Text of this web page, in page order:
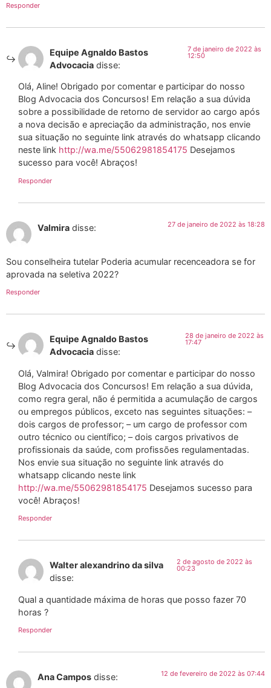
Responder
Equipe Agnaldo Bastos
Advocacia disse:
7 de janeiro de 2022 às
12:50
Olá, Aline! Obrigado por comentar e participar do nosso
Blog Advocacia dos Concursos! Em relação a sua dúvida
sobre a possibilidade de retorno de servidor ao cargo após
a nova decisão e apreciação da administração, nos envie
sua situação no seguinte link através do whatsapp clicando
neste link http://wa.me/55062981854175 Desejamos
sucesso para você! Abraços!
Responder
Valmira disse: 27 de janeiro de 2022 às 18:28
Sou conselheira tutelar Poderia acumular recenceadora se for
aprovada na seletiva 2022?
Responder
Equipe Agnaldo Bastos
Advocacia disse:
28 de janeiro de 2022 às
17:47
Olá, Valmira! Obrigado por comentar e participar do nosso
Blog Advocacia dos Concursos! Em relação a sua dúvida,
como regra geral, não é permitida a acumulação de cargos
ou empregos públicos, exceto nas seguintes situações: –
dois cargos de professor; – um cargo de professor com
outro técnico ou científico; – dois cargos privativos de
profissionais da saúde, com profissões regulamentadas.
Nos envie sua situação no seguinte link através do
whatsapp clicando neste link
http://wa.me/55062981854175 Desejamos sucesso para
você! Abraços!
Responder
Walter alexandrino da silva
disse:
2 de agosto de 2022 às
00:23
Qual a quantidade máxima de horas que posso fazer 70
horas ?
Responder
Ana Campos disse: 12 de fevereiro de 2022 às 07:44